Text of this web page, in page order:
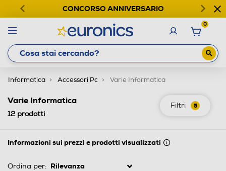
CONCORSO ANNIVERSARIO
0
Informatica Accessori Pc Varie Informatica
Filtri 5
Varie Informatica
12prodotti
Informazioni sui prezzi e prodotti visualizzati
Ordina per: